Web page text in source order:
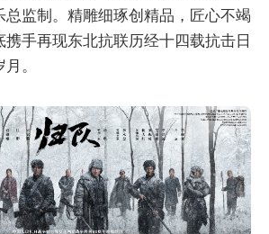
总监制。精雕细琢创精品，匠心不竭
手再现东北抗联历经十四载抗击日
。